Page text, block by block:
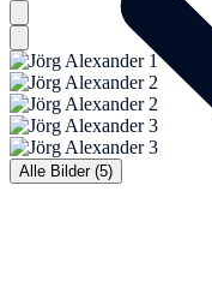
Alle Bilder (5)